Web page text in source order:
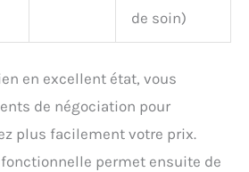
de soin)
en excellent état, vous
de négociation pour
plus facilement votre prix.
permet ensuite de